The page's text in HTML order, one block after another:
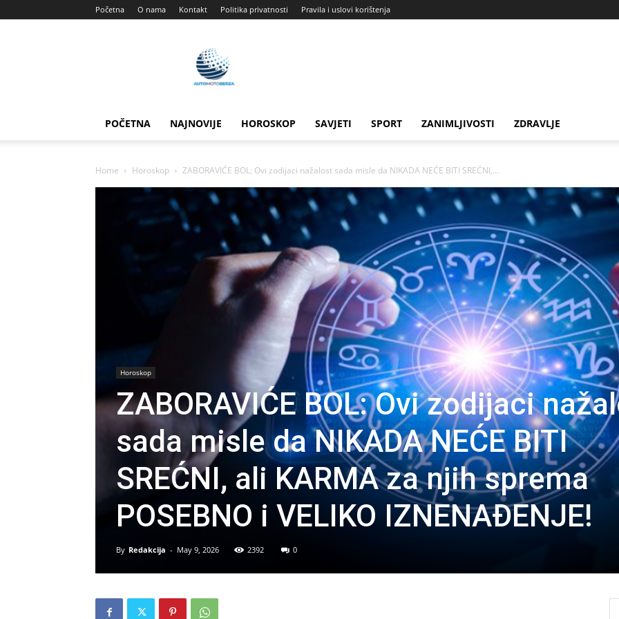
Početna O nama Kontakt Politika privatnosti Pravila i uslovi korištenja
Automotoberza
POČETNA NAJNOVIJE HOROSKOP SAVJETI SPORT ZANIMLJIVOSTI ZDRAVLJE
Home Horoskop ZABORAVIĆE BOL: Ovi zodijaci nažalost sada misle da NIKADA NEĆE BITI SREĆNI,...
Horoskop
ZABORAVIĆE BOL: Ovi zodijaci
sada misle da NIKADA NEĆE BITI
SREĆNI, ali KARMA za njih sprema
POSEBNO i VELIKO IZNENAĐENJE!
By Redakcija - May 9, 2026 2392 0